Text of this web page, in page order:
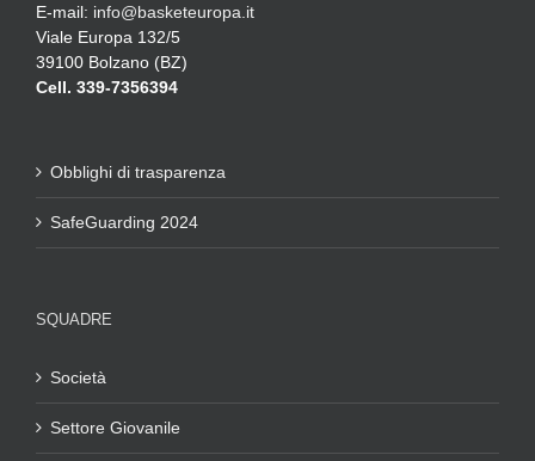
E-mail: info@basketeuropa.it
Viale Europa 132/5
39100 Bolzano (BZ)
Cell. 339-7356394
Obblighi di trasparenza
SafeGuarding 2024
SQUADRE
Società
Settore Giovanile